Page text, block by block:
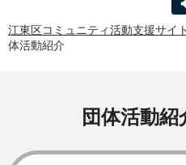
江東区コミュニティ活動支援サイ
体活動紹介
団体活動